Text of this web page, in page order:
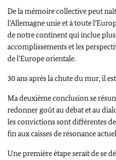
De la mémoire collective peut
l’Allemagne unie et à toute
de notre continent qui inclue plus
accomplissements et les
de l’Europe orientale.
30 ans après la chute du mur, il
Ma deuxième conclusion se
redonner goût au débat et au
les convictions sont différentes
fin aux caisses de résonance
Une première étape serait de se